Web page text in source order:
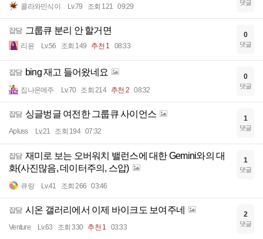
콜라와민식이 Lv.79 조회 121 09:29 댓글
잡담 그룹큐 분리 안 할거면
리윤 Lv.56 조회 149 추천 1 08:33
0
댓글
잡담 bing 재고 들어왔네요
집나온메주 Lv.70 조회 214 추천 2 08:32
0
댓글
잡담 싱글벙글 여전한 그룹큐 사이언스
Apluss Lv.21 조회 194 07:32
1
댓글
잡담 재미로 보는 오버워치 밸런스에 대한 Gemini와의 대
화(사진많음, 데이터주의, 스압)
큐랑 Lv.41 조회 266 03:46
1
댓글
잡담 시온 갤러리에서 이제 바이크도 보여주네
Venture Lv.63 조회 330 추천 1 03:33
2
댓글